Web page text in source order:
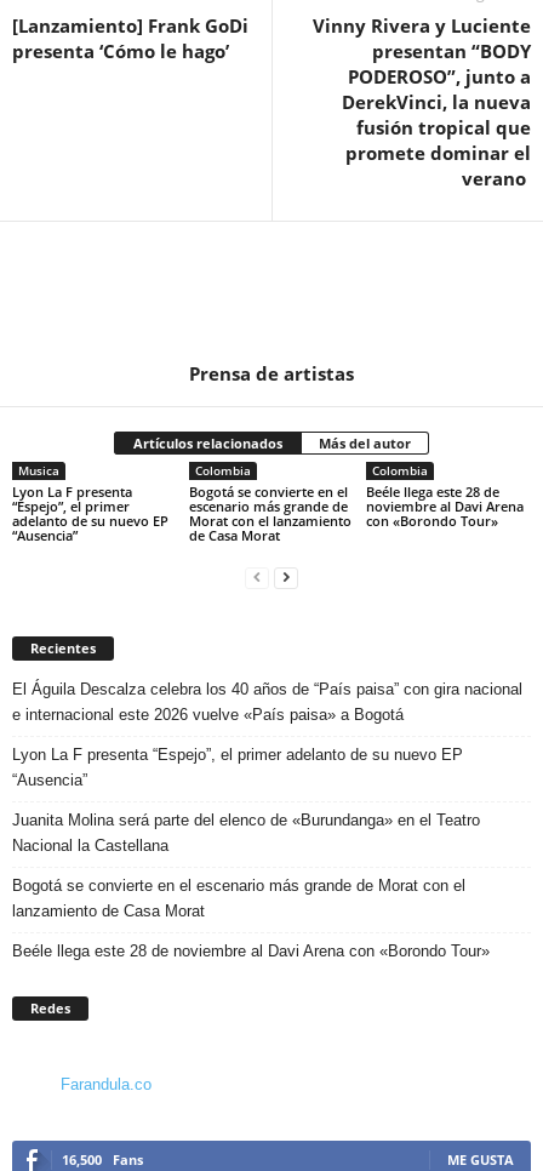
[Lanzamiento] Frank GoDi
presenta ‘Cómo le hago’
Vinny Rivera y Luciente
presentan “BODY
PODEROSO”, junto a
DerekVinci, la nueva
fusión tropical que
promete dominar el
verano
Prensa de artistas
Artículos relacionados Más del autor
Musica
Lyon La F presenta
“Espejo”, el primer
adelanto de su nuevo EP
“Ausencia”
Colombia
Bogotá se convierte en el
escenario más grande de
Morat con el lanzamiento
de Casa Morat
Colombia
Beéle llega este 28 de
noviembre al Davi Arena
con «Borondo Tour»
Recientes
El Águila Descalza celebra los 40 años de “País paisa” con gira nacional
e internacional este 2026 vuelve «País paisa» a Bogotá
Lyon La F presenta “Espejo”, el primer adelanto de su nuevo EP
“Ausencia”
Juanita Molina será parte del elenco de «Burundanga» en el Teatro
Nacional la Castellana
Bogotá se convierte en el escenario más grande de Morat con el
lanzamiento de Casa Morat
Beéle llega este 28 de noviembre al Davi Arena con «Borondo Tour»
Redes
Farandula.co
16,500 Fans ME GUSTA